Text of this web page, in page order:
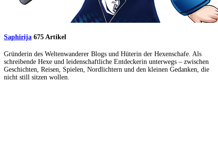
Saphirija 675 Artikel
Gründerin des Weltenwanderer Blogs und Hüterin der Hexenschafe. Als
schreibende Hexe und leidenschaftliche Entdeckerin unterwegs – zwischen
Geschichten, Reisen, Spielen, Nordlichtern und den kleinen Gedanken, die
nicht still sitzen wollen.